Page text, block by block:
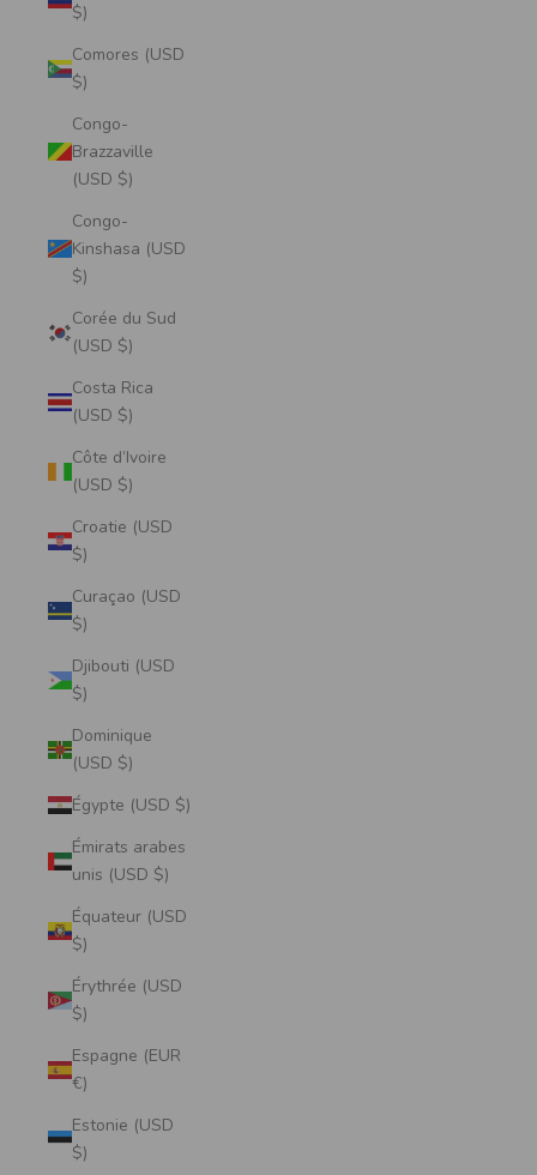
$)
Comores (USD
$)
Congo-
Brazzaville
(USD $)
Congo-
Kinshasa (USD
$)
Corée du Sud
(USD $)
Costa Rica
(USD $)
Côte d’Ivoire
(USD $)
Croatie (USD
$)
Curaçao (USD
$)
Djibouti (USD
$)
Dominique
(USD $)
Égypte (USD $)
Émirats arabes
unis (USD $)
Équateur (USD
$)
Érythrée (USD
$)
Espagne (EUR
€)
Estonie (USD
$)